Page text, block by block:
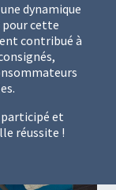
dynamique
cette
contribué à
participé et
réussite !